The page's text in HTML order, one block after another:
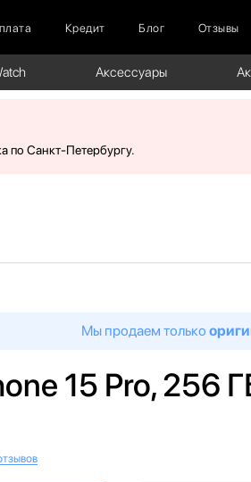
Кредит Блог Отзывы
Аксессуары
по Санкт-Петербургу.
Мы продаем только
15 Pro, 256